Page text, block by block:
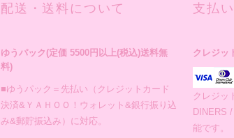
配送・送料について
ゆうパック(定価 5500円以上(税込)送料無
料)
■ゆうパック＝先払い（クレジットカード
決済&ＹＡＨＯＯ！ウォレット&銀行振り込
み&郵貯振込み）に対応。
支払
クレジッ
クレジッ
DINERS
能です。